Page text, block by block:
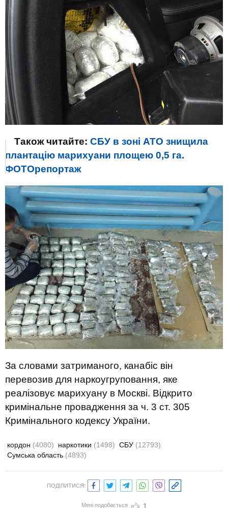
Також читайте: СБУ в зоні АТО знищила
плантацію марихуани площею 0,5 га.
ФОТОрепортаж
За словами затриманого, канабіс він
перевозив для наркоугруповання, яке
реалізовує марихуану в Москві. Відкрито
кримінальне провадження за ч. 3 ст. 305
Кримінального кодексу України.
кордон (4080) наркотики (1498) СБУ (12793)
Сумська область (4893)
ПОДІЛИТИСЯ:
Мені подобається 1